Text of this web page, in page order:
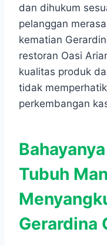
dan dihukum
pelanggan
kematian
restoran Oasi
kualitas produk
tidak
perkembangan
Tubuh
Gerardina